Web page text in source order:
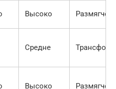
Высоко Размягчен
Средне
Высоко Размягчен